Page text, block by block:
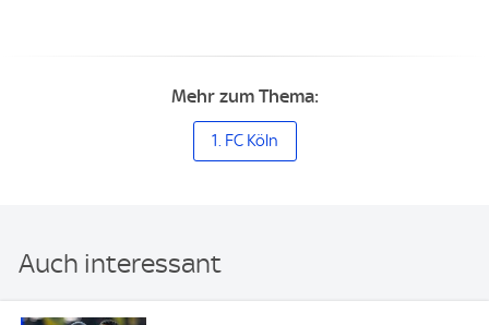
Mehr zum Thema:
1. FC Köln
Auch interessant